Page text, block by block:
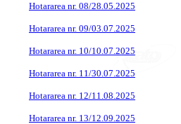
Hotararea nr. 08/28.05.2025
Hotararea nr. 09/03.07.2025
Hotararea nr. 10/10.07.2025
Hotararea nr. 11/30.07.2025
Hotararea nr. 12/11.08.2025
Hotararea nr. 13/12.09.2025